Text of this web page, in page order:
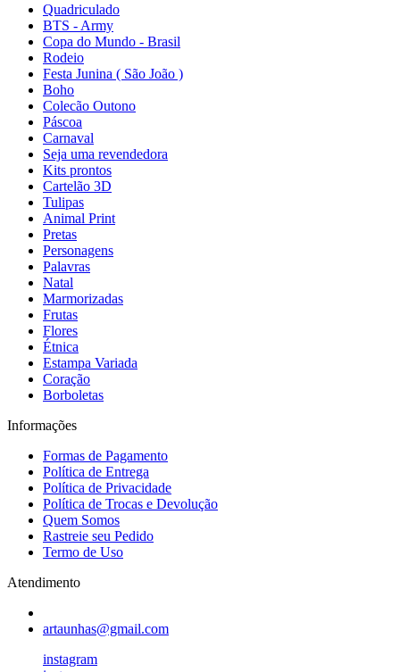
Quadriculado
BTS - Army
Copa do Mundo - Brasil
Rodeio
Festa Junina ( São João )
Boho
Colecão Outono
Páscoa
Carnaval
Seja uma revendedora
Kits prontos
Cartelão 3D
Tulipas
Animal Print
Pretas
Personagens
Palavras
Natal
Marmorizadas
Frutas
Flores
Étnica
Estampa Variada
Coração
Borboletas
Informações
Formas de Pagamento
Política de Entrega
Política de Privacidade
Política de Trocas e Devolução
Quem Somos
Rastreie seu Pedido
Termo de Uso
Atendimento
artaunhas@gmail.com
instagram